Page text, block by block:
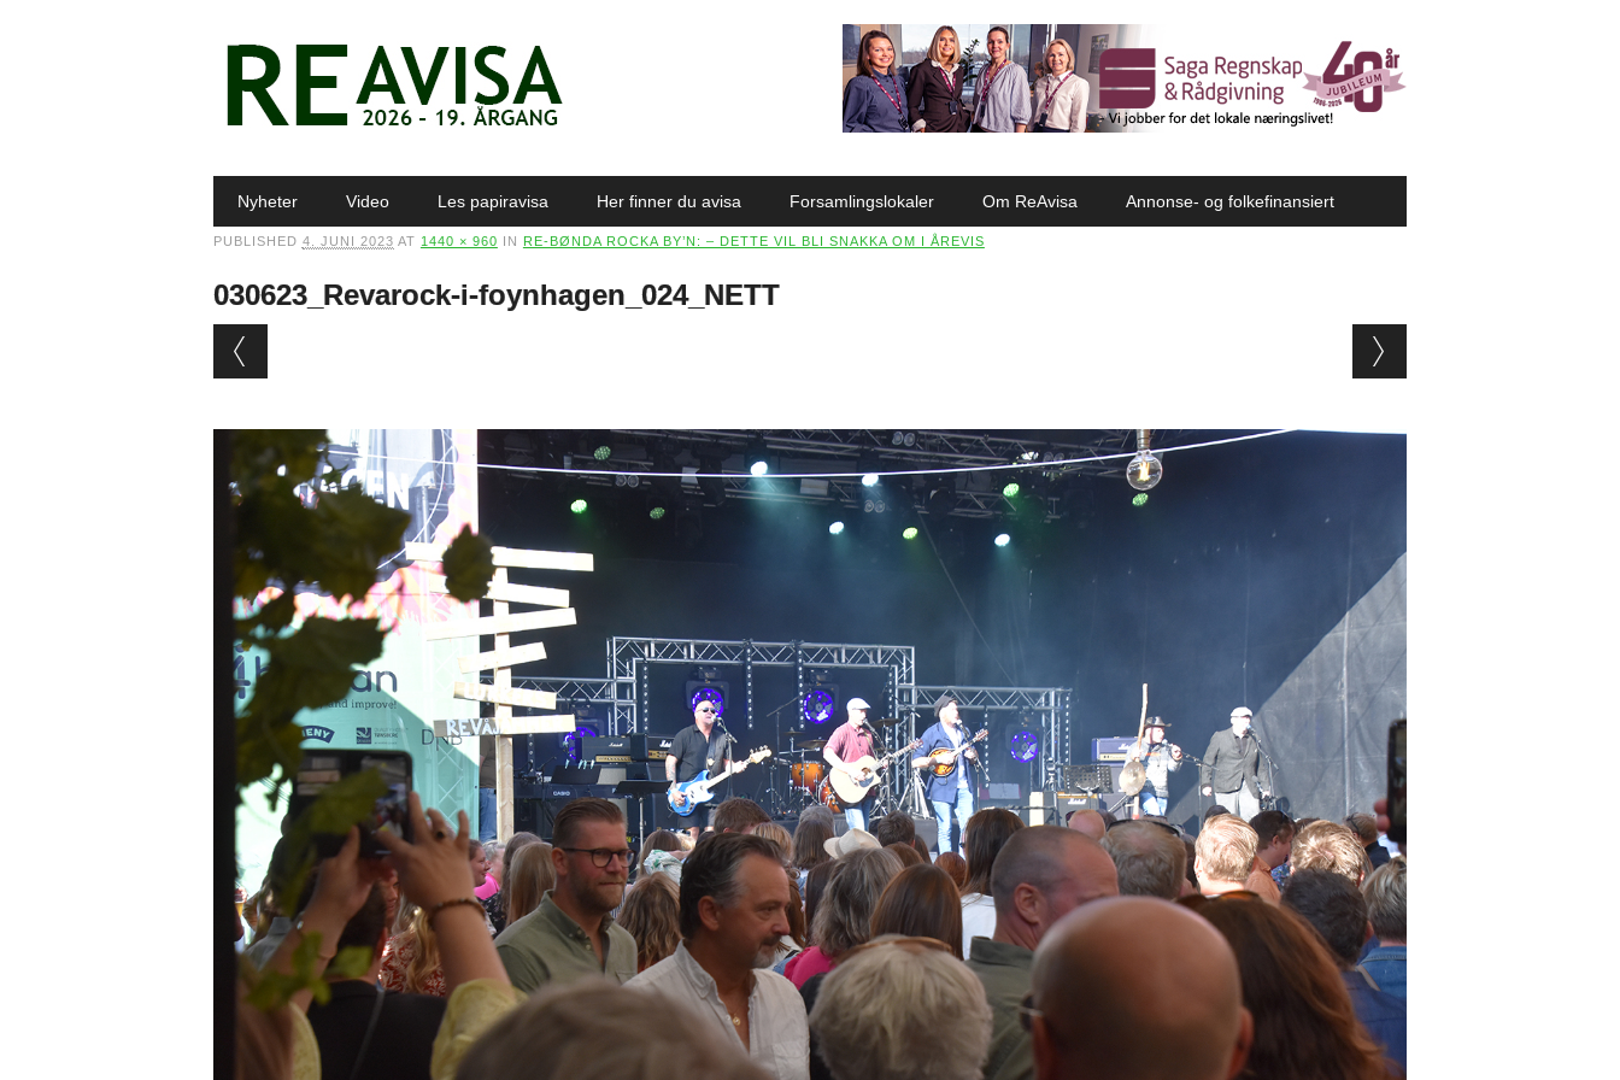
Main menu
Nyheter Video Les papiravisa Her finner du avisa Forsamlingslokaler Om ReAvisa Annonse- og folkefinansiert
PUBLISHED 4. JUNI 2023 AT 1440 × 960 IN RE-BØNDA ROCKA BY’N: – DETTE VIL BLI SNAKKA OM I ÅREVIS
030623_Revarock-i-foynhagen_024_NETT